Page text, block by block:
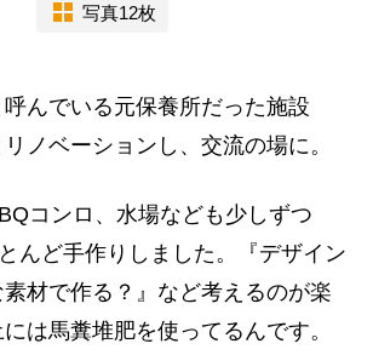
写真12枚
呼んでいる元保養所だった施設
ノベーションし、交流の場に。
コンロ、水場なども少しずつ
んど手作りしました。『デザイン
材で作る？』など考えるのが楽
は馬糞堆肥を使ってるんです。